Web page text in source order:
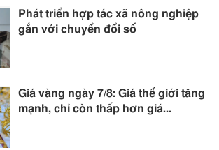
Phát triển hợp tác xã nông nghiệp
gắn với chuyển đổi số
Giá vàng ngày 7/8: Giá thế giới tăng
mạnh, chỉ còn thấp hơn giá...